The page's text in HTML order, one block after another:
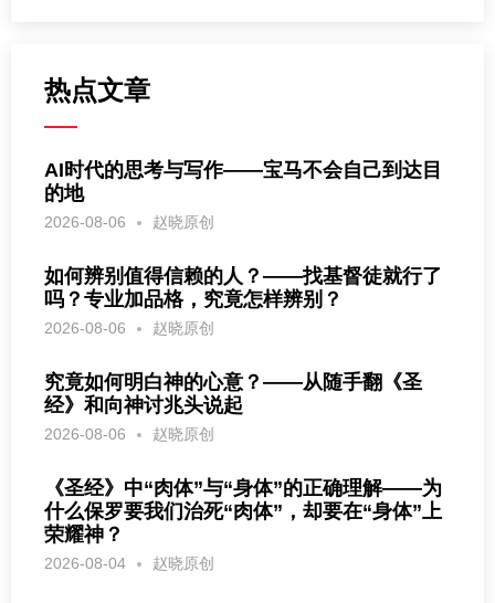
热点文章
AI时代的思考与写作——宝马不会自己到达目
的地
2026-08-06 赵晓原创
如何辨别值得信赖的人？——找基督徒就行了
吗？专业加品格，究竟怎样辨别？
2026-08-06 赵晓原创
究竟如何明白神的心意？——从随手翻《圣
经》和向神讨兆头说起
2026-08-06 赵晓原创
《圣经》中“肉体”与“身体”的正确理解——为
什么保罗要我们治死“肉体”，却要在“身体”上
荣耀神？
2026-08-04 赵晓原创